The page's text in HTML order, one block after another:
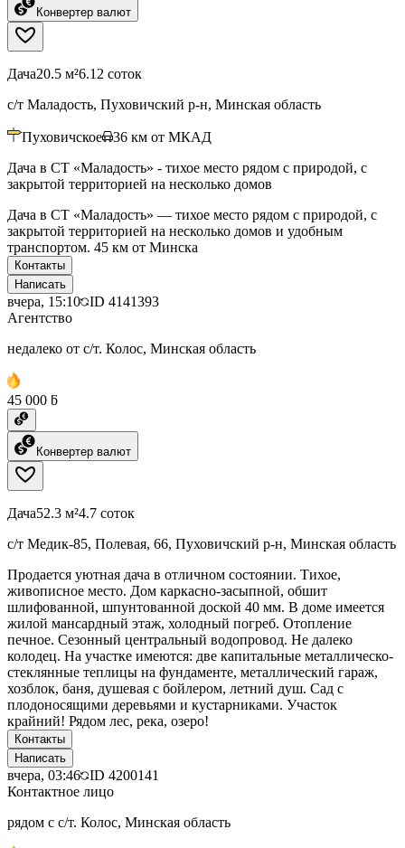
Конвертер валют
Дача20.5 м²6.12 соток
с/т Маладость, Пуховичский р-н, Минская область
Пуховичское 36 км от МКАД
Дача в СТ «Маладость» - тихое место рядом с природой, с
закрытой территорией на несколько домов
Дача в СТ «Маладость» — тихое место рядом с природой, с
закрытой территорией на несколько домов и удобным
транспортом. 45 км от Минска
Контакты
Написать
вчера, 15:10 ID 4141393
Агентство
недалеко от с/т. Колос, Минская область
45 000 ƃ
Конвертер валют
Дача52.3 м²4.7 соток
с/т Медик-85, Полевая, 66, Пуховичский р-н, Минская область
Продается уютная дача в отличном состоянии. Тихое,
живописное место. Дом каркасно-засыпной, обшит
шлифованной, шпунтованной доской 40 мм. В доме имеется
жилой мансардный этаж, холодный погреб. Отопление
печное. Сезонный центральный водопровод. Не далеко
колодец. На участке имеются: две капитальные металлическо-
стеклянные теплицы на фундаменте, металлический гараж,
хозблок, баня, душевая с бойлером, летний душ. Сад с
плодоносящими деревьями и кустарниками. Участок
крайний! Рядом лес, река, озеро!
Контакты
Написать
вчера, 03:46 ID 4200141
Контактное лицо
рядом с с/т. Колос, Минская область